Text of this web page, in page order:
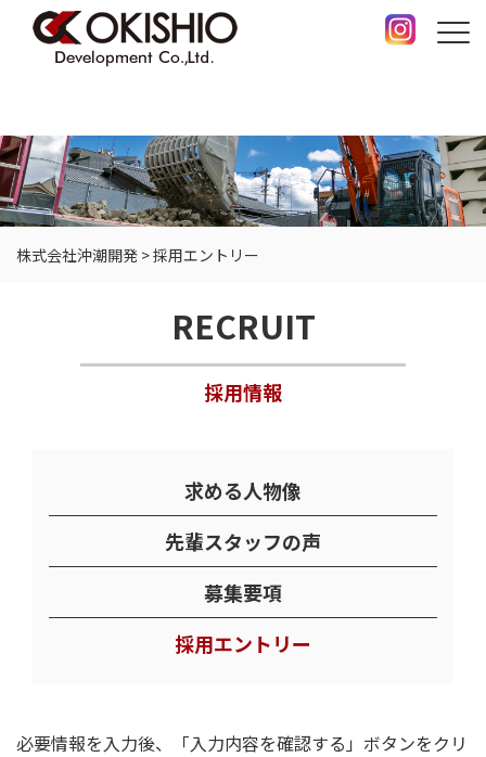
株式会社沖潮開発 >採用エントリー
RECRUIT
採用情報
求める人物像
先輩スタッフの声
募集要項
採用エントリー
必要情報を入力後、「入力内容を確認する」ボタンをクリ